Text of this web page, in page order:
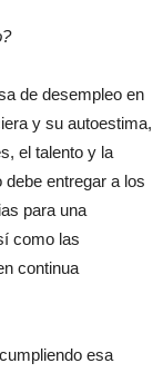
de desempleo en
y su autoestima,
el talento y la
entregar a los
para una
como las
continua
esa